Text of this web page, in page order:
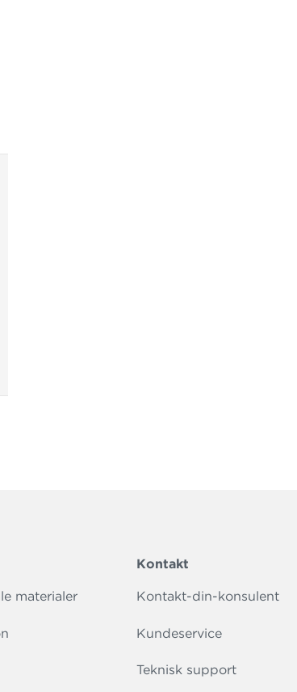
materialer
Kontakt
Kontakt-din-konsulent
Kundeservice
Teknisk support